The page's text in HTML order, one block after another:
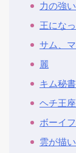
力の強
王にな
サム、
麗
キム秘
ヘチ王
ボーイ
雲が描